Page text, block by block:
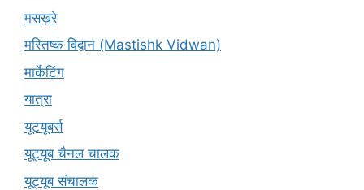
मसख़रे
मस्तिष्क विद्वान (Mastishk Vidwan)
मार्केटिंग
यात्रा
यूटयूबर्स
यूट्यूब चैनल चालक
यूट्यूब संचालक